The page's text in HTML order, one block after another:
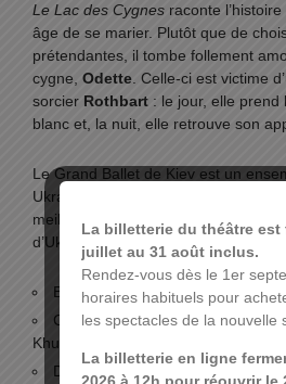
Le Lac des Cygnes raconte
âge de se marier. Plutôt que de
prétendantes, il tombe follement
cygne, Odette. Celle-ci est victime
sorcier Rothbart : le jour, elle prend
blanc et, la nuit, elle retrouve son
Le Grand Ballet de Kiev est un
Ukrainienne reconnu. Ses membres
meilleures écoles de théâtre,
d’Ukraine.
Ballet en trois actes de P.
Chorégraphie Marius Petipa
Khukar
Direction A. Stoyanov
La billetterie du théâtre est
juillet au 31 août inclus.
Rendez-vous dès le 1er
horaires habituels pour
les spectacles de la nouvelle
La billetterie en ligne